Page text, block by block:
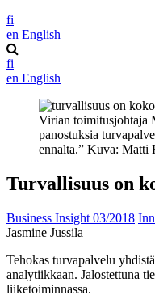
fi
en English
fi
en English
Virian toimitusjohtaja
panostuksia
ennalta.” Kuva: Matti
Turvallisuus on
Business Insight 03/2018
Jasmine Jussila
Tehokas turvapalvelu
analytiikkaan. Jalostettuna
liiketoiminnassa.